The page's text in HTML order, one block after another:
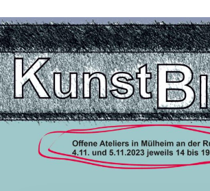
to
main
content